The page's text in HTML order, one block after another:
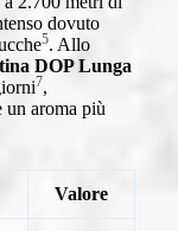
dovuto
5. Allo
DOP Lunga
7,
un aroma più
Valore